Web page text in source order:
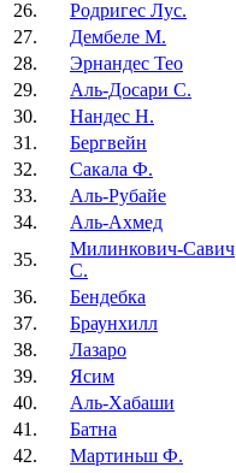
26.
Родригес Лус.
27.
Дембеле М.
28.
Эрнандес Тео
29.
Аль-Досари С.
30.
Нандес Н.
31.
Бергвейн
32.
Сакала Ф.
33.
Аль-Рубайе
34.
Аль-Ахмед
35.
Милинкович-Савич
С.
36.
Бендебка
37.
Браунхилл
38.
Лазаро
39.
Ясим
40.
Аль-Хабаши
41.
Батна
42.
Мартиньш Ф.